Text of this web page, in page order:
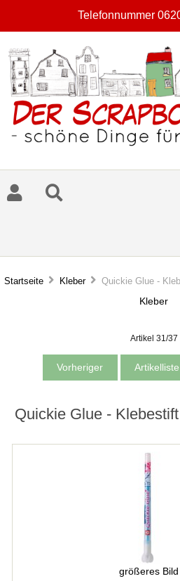
Telefonnummer
Startseite Kleber
Quickie Glue -
Kleber
Artikel 31/37
Vorheriger Artikelliste
Quickie Glue -
größeres Bild